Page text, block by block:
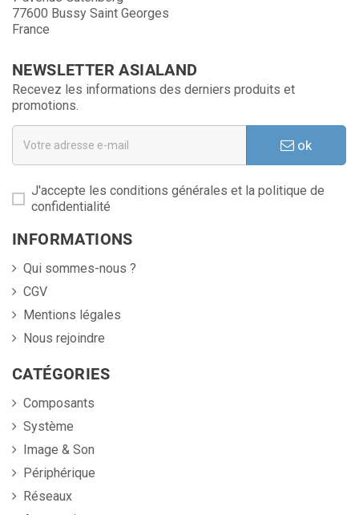
77600 Bussy Saint Georges
France
NEWSLETTER ASIALAND
Recevez les informations des derniers produits et
promotions.
ok
J'accepte les conditions générales et la politique de
confidentialité
INFORMATIONS
Qui sommes-nous ?
CGV
Mentions légales
Nous rejoindre
CATÉGORIES
Composants
Système
Image & Son
Périphérique
Réseaux